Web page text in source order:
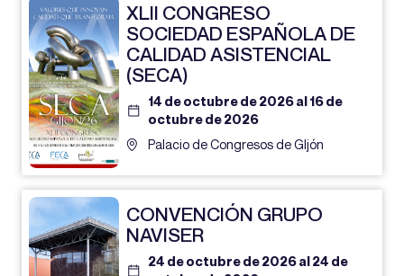
XLII CONGRESO
SOCIEDAD ESPAÑOLA DE
CALIDAD ASISTENCIAL
(SECA)
14 de octubre de 2026 al 16 de
octubre de 2026
Palacio de Congresos de GIjón
CONVENCIÓN GRUPO
NAVISER
24 de octubre de 2026 al 24 de